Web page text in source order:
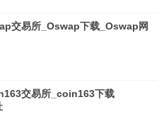
交易所_Oswap下载_Oswap网
交易所_coin163下载